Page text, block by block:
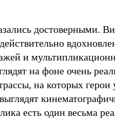
достоверными.
и
на фоне очень
на которых герои
есть один весьма